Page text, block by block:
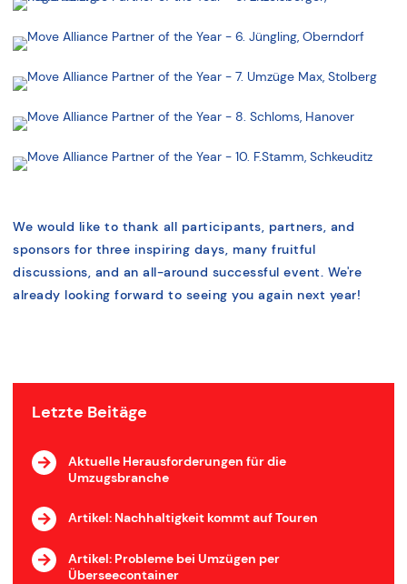
We would like to thank all participants, partners, and
sponsors for three inspiring days, many fruitful
discussions, and an all-around successful event. We're
already looking forward to seeing you again next year!
Letzte Beitäge
Aktuelle Herausforderungen für die
Umzugsbranche
Artikel: Nachhaltigkeit kommt auf Touren
Artikel: Probleme bei Umzügen per
Überseecontainer